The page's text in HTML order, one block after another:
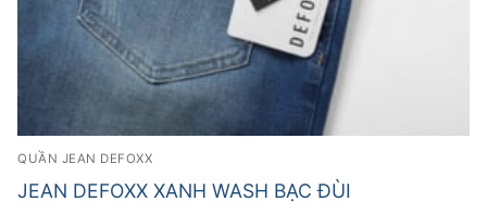
QUẦN JEAN DEFOXX
JEAN DEFOXX XANH WASH BẠC ĐÙI